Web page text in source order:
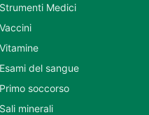
Strumenti Medici
Vaccini
Vitamine
Esami del sangue
Primo soccorso
Sali minerali